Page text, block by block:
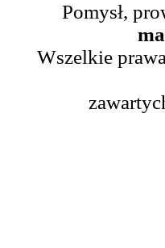
Pomysł,
Wszelkie